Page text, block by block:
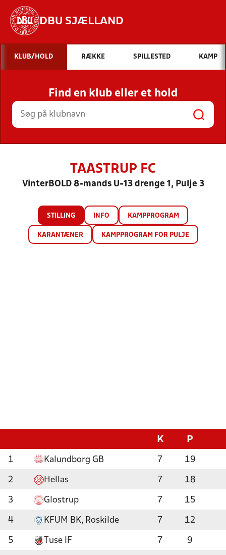
DBU SJÆLLAND
Hvad vil du søge efter?
INDHOLD OG NYHEDER
STILLINGER, RESULTATER, KLUBBER OG
HOLD
KLUB/HOLD RÆKKE SPILLESTED KAMP
Find en klub eller et hold
TAASTRUP FC
VinterBOLD 8-mands U-13 drenge 1, Pulje 3
STILLING INFO KAMPPROGRAM
KARANTÆNER KAMPPROGRAM FOR PULJE
K P
1 Kalundborg GB 7 19
2 Hellas 7 18
3 Glostrup 7 15
4 KFUM BK, Roskilde 7 12
5 Tuse IF 7 9